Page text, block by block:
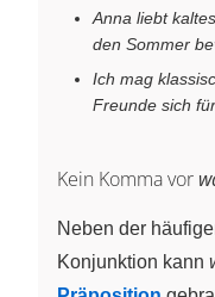
Anna liebt
den Sommer
Ich mag
Freunde sich
Kein Komma vor
Neben der
Konjunktion kann